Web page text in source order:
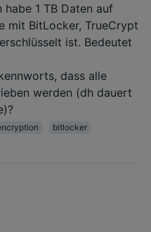
habe 1 TB Daten auf
mit BitLocker, TrueCrypt
ist. Bedeutet
dass alle
werden (dh dauert
bitlocker